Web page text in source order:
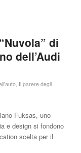
di
dell’Audi
, Il parere degli
Fuksas, uno
e design si fondono
scelta per il